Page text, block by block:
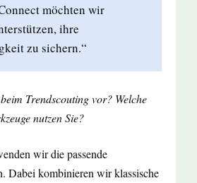
möchten wir
ihre
zu sichern.“
Trend­scouting vor? Welche
nutzen Sie?
wir die passende
Dabei kombinieren wir klassische